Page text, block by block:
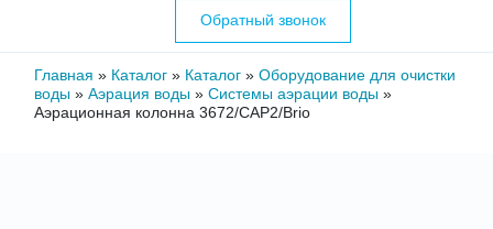
Обратный звонок
Главная » Каталог » Каталог » Оборудование для очистки
воды » Аэрация воды » Системы аэрации воды »
Аэрационная колонна 3672/CAP2/Brio